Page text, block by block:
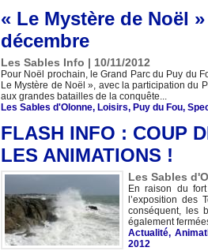
« Le Mystère de Noël
décembre
Les Sables Info | 10/11/2012
Pour Noël prochain, le Grand Parc du Puy du
Le Mystère de Noël », avec la participation du
aux grandes batailles de la conquête...
Les Sables d'Olonne, Loisirs, Puy du Fou,
FLASH INFO : COUP
LES ANIMATIONS !
Les Sables
En raison du
l’exposition des
conséquent, les
également
Actualité,
2012